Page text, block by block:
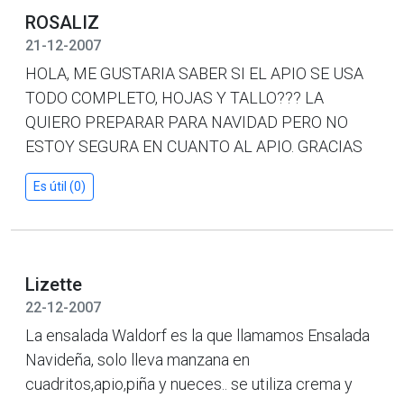
ROSALIZ
21-12-2007
HOLA, ME GUSTARIA SABER SI EL APIO SE USA
TODO COMPLETO, HOJAS Y TALLO??? LA
QUIERO PREPARAR PARA NAVIDAD PERO NO
ESTOY SEGURA EN CUANTO AL APIO. GRACIAS
Es útil (0)
Lizette
22-12-2007
La ensalada Waldorf es la que llamamos Ensalada
Navideña, solo lleva manzana en
cuadritos,apio,piña y nueces.. se utiliza crema y